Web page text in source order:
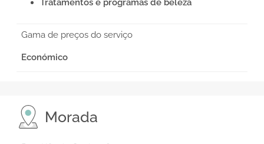
Tratamentos e programas de beleza
Gama de preços do serviço
Económico
Morada